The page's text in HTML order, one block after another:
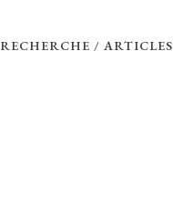
RECHERCHE / ARTICLES